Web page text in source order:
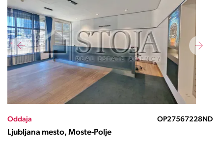
Oddaja OP27567228ND
Ljubljana mesto, Moste-Polje